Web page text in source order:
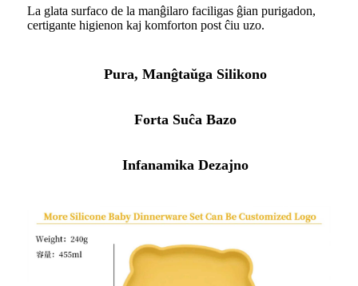
La glata surfaco de la manĝilaro faciligas ĝian purigadon,
certigante higienon kaj komforton post ĉiu uzo.
Pura, Manĝtaŭga Silikono
Forta Suĉa Bazo
Infanamika Dezajno